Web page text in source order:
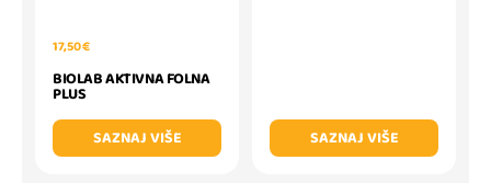
17,50 €
BIOLAB AKTIVNA FOLNA
PLUS
SAZNAJ VIŠE
SAZNAJ VIŠE